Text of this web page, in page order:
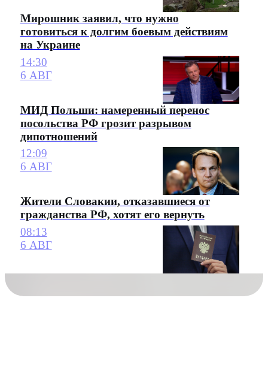
Мирошник заявил, что нужно
готовиться к долгим боевым действиям
на Украине
14:30
6 АВГ
МИД Польши: намеренный перенос
посольства РФ грозит разрывом
дипотношений
12:09
6 АВГ
Жители Словакии, отказавшиеся от
гражданства РФ, хотят его вернуть
08:13
6 АВГ